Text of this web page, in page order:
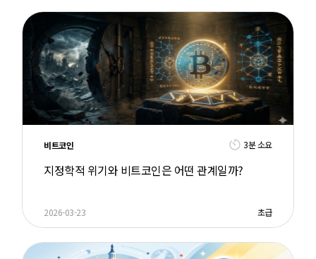
비트코인 3분 소요
지정학적 위기와 비트코인은 어떤 관계일까?
2026-03-23 초급